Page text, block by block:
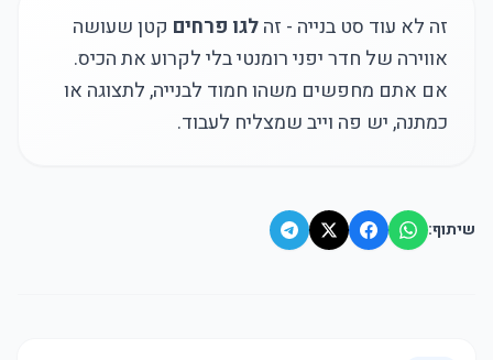
זה לא עוד סט בנייה - זהלגו פרחים קטן שעושה
אווירה של חדר יפני רומנטי בלי לקרוע את הכיס.
אם אתם מחפשים משהו חמוד לבנייה, לתצוגה או
כמתנה, יש פה וייב שמצליח לעבוד.
שיתוף: